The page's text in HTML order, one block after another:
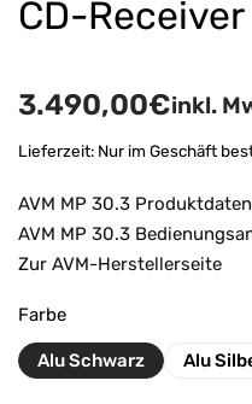
CD-Receiver
3.490,00€inkl.
Lieferzeit: Nur im Geschäft
AVM MP 30.3
AVM MP 30.3
Zur AVM-Herstellerseite
Farbe
Alu Schwarz Alu